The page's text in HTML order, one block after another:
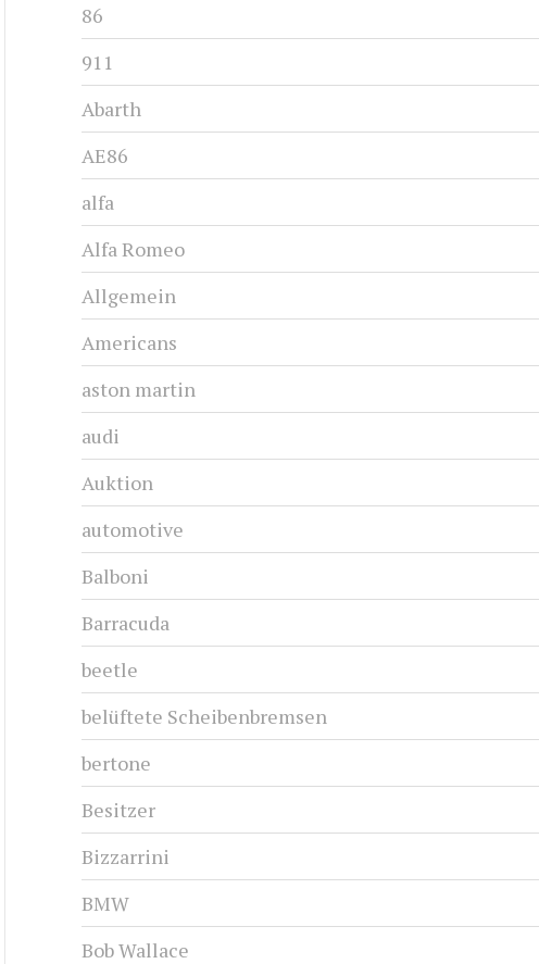
86
911
Abarth
AE86
alfa
Alfa Romeo
Allgemein
Americans
aston martin
audi
Auktion
automotive
Balboni
Barracuda
beetle
belüftete Scheibenbremsen
bertone
Besitzer
Bizzarrini
BMW
Bob Wallace